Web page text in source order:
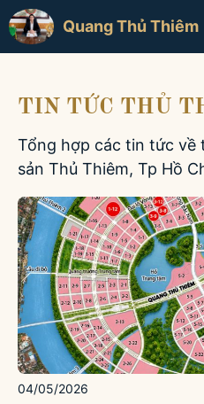
Chuyển
đến
nội
Quang Thủ Thiêm
TIN TỨC THỦ
Tổng hợp các tin tức về
sản Thủ Thiêm, Tp Hồ
04/05/2026